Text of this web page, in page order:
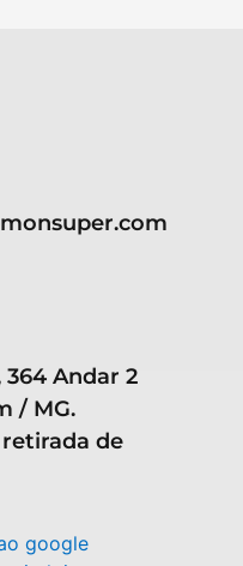
364 Andar 2
/ MG.
de